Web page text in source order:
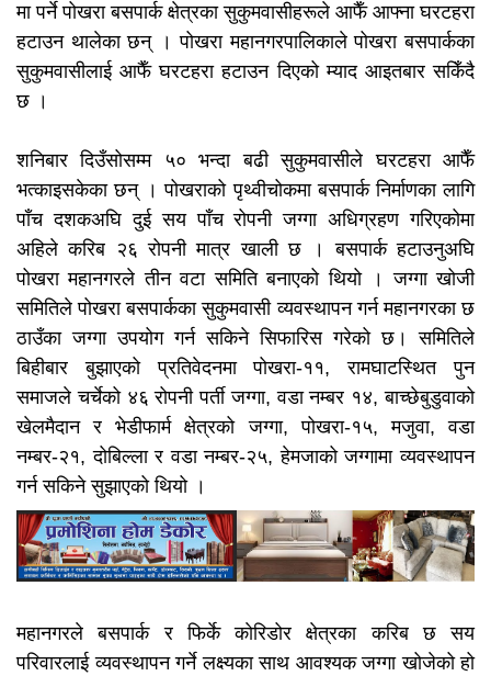
मा पर्ने पोखरा बसपार्क क्षेत्रका सुकुमवासीहरूले आफैँ आफ्ना घरटहरा
हटाउन थालेका छन् । पोखरा महानगरपालिकाले पोखरा बसपार्कका
सुकुमवासीलाई आफैँ घरटहरा हटाउन दिएको म्याद आइतबार सकिँदै
छ ।
शनिबार दिउँसोसम्म ५० भन्दा बढी सुकुमवासीले घरटहरा आफैँ
भत्काइसकेका छन् । पोखराको पृथ्वीचोकमा बसपार्क निर्माणका लागि
पाँच दशकअघि दुई सय पाँच रोपनी जग्गा अधिग्रहण गरिएकोमा
अहिले करिब २६ रोपनी मात्र खाली छ । बसपार्क हटाउनुअघि
पोखरा महानगरले तीन वटा समिति बनाएको थियो । जग्गा खोजी
समितिले पोखरा बसपार्कका सुकुमवासी व्यवस्थापन गर्न महानगरका छ
ठाउँका जग्गा उपयोग गर्न सकिने सिफारिस गरेको छ। समितिले
बिहीबार बुझाएको प्रतिवेदनमा पोखरा-११, रामघाटस्थित पुन
समाजले चर्चेको ४६ रोपनी पर्ती जग्गा, वडा नम्बर १४, बाच्छेबुडुवाको
खेलमैदान र भेडीफार्म क्षेत्रको जग्गा, पोखरा-१५, मजुवा, वडा
नम्बर-२१, दोबिल्ला र वडा नम्बर-२५, हेमजाको जग्गामा व्यवस्थापन
गर्न सकिने सुझाएको थियो ।
महानगरले बसपार्क र फिर्के काेरिडोर क्षेत्रका करिब छ सय
परिवारलाई व्यवस्थापन गर्ने लक्ष्यका साथ आवश्यक जग्गा खोजेको हो